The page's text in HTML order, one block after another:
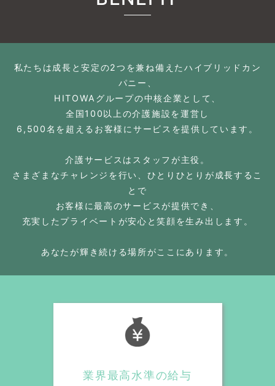
私たちは成長と安定の2つを兼ね備えたハイブリッドカン
パニー、
HITOWAグループの中核企業として、
全国100以上の介護施設を運営し
6,500名を超えるお客様にサービスを提供しています。
介護サービスはスタッフが主役。
さまざまなチャレンジを行い、ひとりひとりが成長するこ
とで
お客様に最高のサービスが提供でき、
充実したプライベートが安心と笑顔を生み出します。
あなたが輝き続ける場所がここにあります。
業界最高水準の給与